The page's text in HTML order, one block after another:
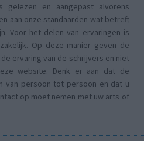
gelezen en aangepast alvorens
aan onze standaarden wat betreft
Voor het delen van ervaringen is
Op deze manier geven de
ervaring van de schrijvers en niet
website. Denk er aan dat de
van persoon tot persoon en dat u
op moet nemen met uw arts of